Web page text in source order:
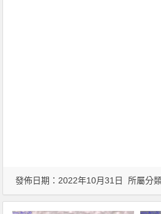
發佈日期：2022年10月31日 所屬分